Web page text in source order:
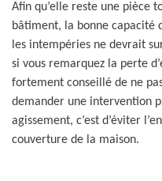
Afin qu’elle reste une pièce
bâtiment, la bonne capacité
les intempéries ne devrait
si vous remarquez la perte
fortement conseillé de ne
demander une intervention
agissement, c’est d’éviter
couverture de la maison.